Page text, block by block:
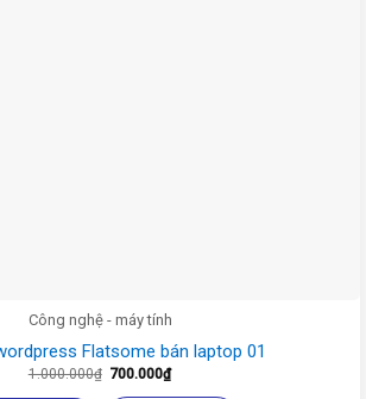
Công nghệ - máy tính
Flatsome bán laptop 01
1.000.000₫ Giá
700.000₫Giá
hiện